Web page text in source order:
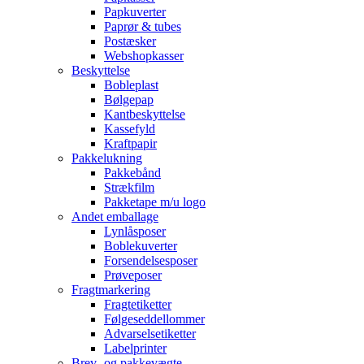
Papkuverter
Paprør & tubes
Postæsker
Webshopkasser
Beskyttelse
Bobleplast
Bølgepap
Kantbeskyttelse
Kassefyld
Kraftpapir
Pakkelukning
Pakkebånd
Strækfilm
Pakketape m/u logo
Andet emballage
Lynlåsposer
Boblekuverter
Forsendelsesposer
Prøveposer
Fragtmarkering
Fragtetiketter
Følgeseddellommer
Advarselsetiketter
Labelprinter